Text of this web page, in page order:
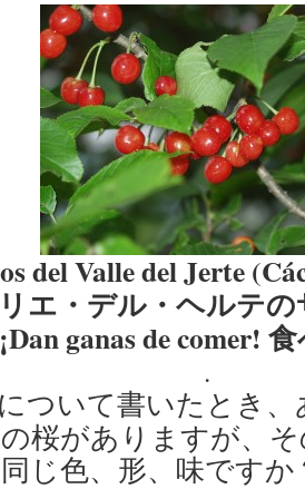
del Valle del Jerte
エ・デル・ヘルテ
¡Dan ganas de comer!
.
について書いたとき
桜がありますが、
じ色、形、味です